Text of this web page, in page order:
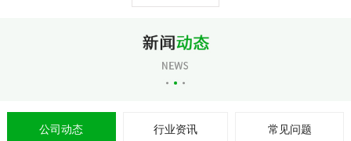
公司动态 行业资讯 常见问题